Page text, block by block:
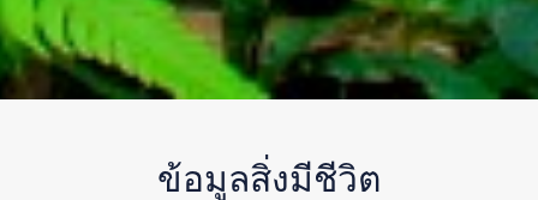
ข้อมูลสิ่งมีชีวิต